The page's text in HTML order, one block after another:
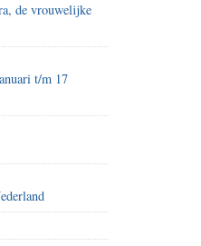
de vrouwelijke
t/m 17